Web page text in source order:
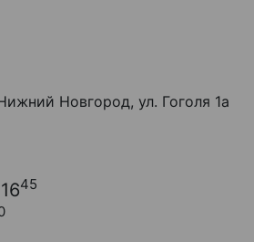
Новгород, ул. Гоголя 1а
45